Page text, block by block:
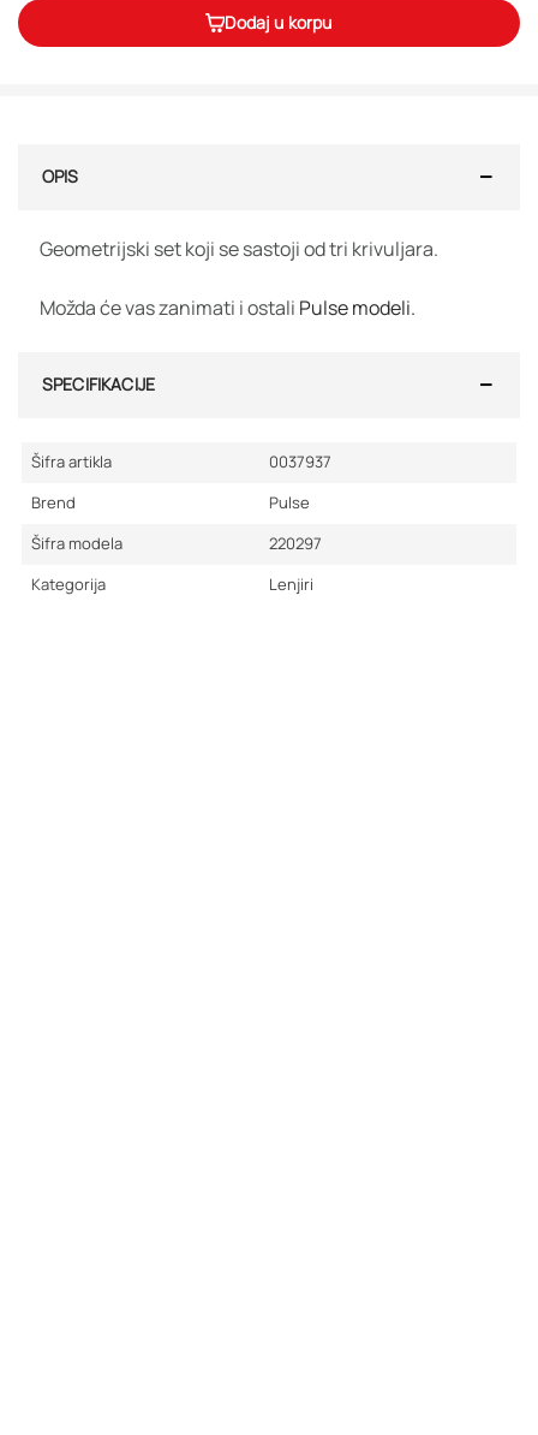
Dodaj u korpu
OPIS
Geometrijski set koji se sastoji od tri krivuljara.
Možda će vas zanimati i ostali Pulse modeli.
SPECIFIKACIJE
Šifra artikla
0037937
Brend
Pulse
Šifra modela
220297
Kategorija
Lenjiri